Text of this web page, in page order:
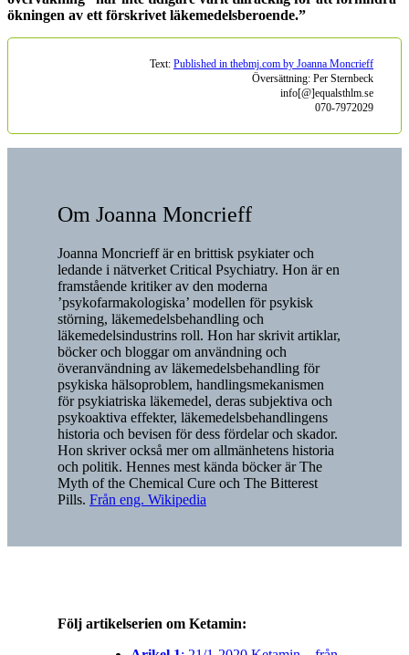
ökningen av ett förskrivet läkemedelsberoende.”
Text: Published in thebmj.com by Joanna Moncrieff
Översättning: Per Sternbeck
info[@]equalsthlm.se
070-7972029
Om Joanna Moncrieff
Joanna Moncrieff är en brittisk psykiater och
ledande i nätverket Critical Psychiatry. Hon är en
framstående kritiker av den moderna
’psykofarmakologiska’ modellen för psykisk
störning, läkemedelsbehandling och
läkemedelsindustrins roll. Hon har skrivit artiklar,
böcker och bloggar om användning och
överanvändning av läkemedelsbehandling för
psykiska hälsoproblem, handlingsmekanismen
för psykiatriska läkemedel, deras subjektiva och
psykoaktiva effekter, läkemedelsbehandlingens
historia och bevisen för dess fördelar och skador.
Hon skriver också mer om allmänhetens historia
och politik. Hennes mest kända böcker är The
Myth of the Chemical Cure och The Bitterest
Pills. Från eng. Wikipedia
Följ artikelserien om Ketamin: